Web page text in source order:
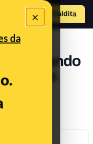
×
da
Hazte Maldito
enviando